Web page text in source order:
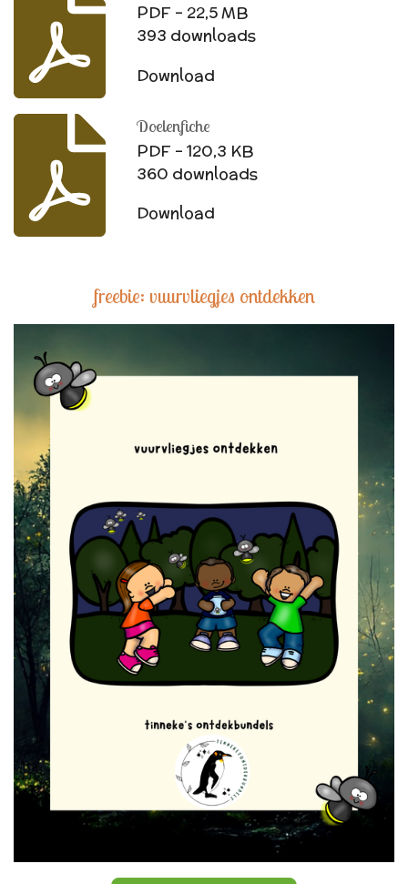
PDF – 22,5 MB
393 downloads
Download
Doelenfiche
PDF – 120,3 KB
360 downloads
Download
freebie: vuurvliegjes ontdekken